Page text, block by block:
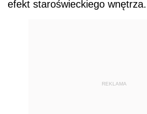
efekt staroświeckiego wnętrza.
REKLAMA